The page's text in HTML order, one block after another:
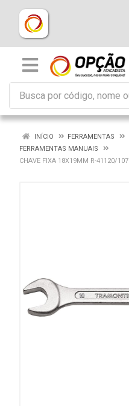
INÍCIO
FERRAMENTAS
FERRAMENTAS MANUAIS
CHAVE FIXA 18X19MM R-41120/107